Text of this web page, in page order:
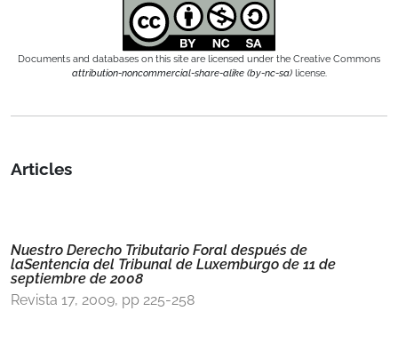
Documents and databases on this site are licensed under the Creative Commons
attribution-noncommercial-share-alike (by-nc-sa) license.
Articles
Nuestro Derecho Tributario Foral después de
laSentencia del Tribunal de Luxemburgo de 11 de
septiembre de 2008
Revista 17, 2009, pp 225-258